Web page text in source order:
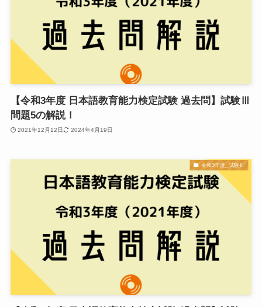
【令和3年度 日本語教育能力検定試験 過去問】試験Ⅲ
問題5の解説！
2021年12月12日 2024年4月19日
令和3年度_試験Ⅲ